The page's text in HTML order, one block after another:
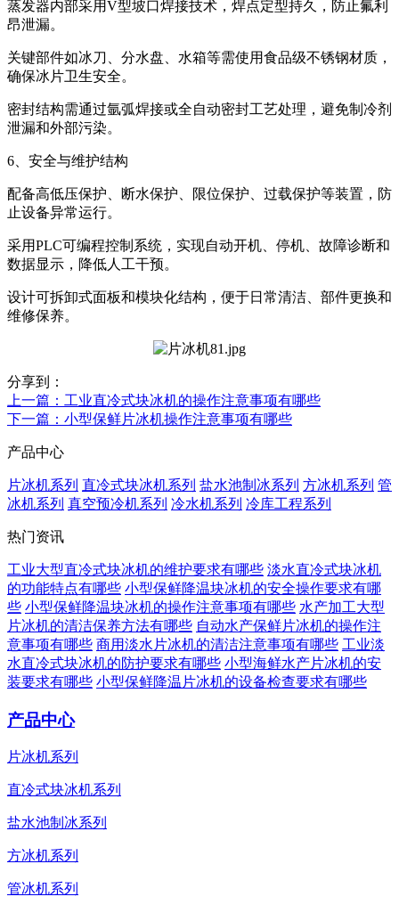
蒸发器内部采用V型坡口焊接技术，焊点定型持久，防止氟利
昂泄漏。
关键部件如冰刀、分水盘、水箱等需使用食品级不锈钢材质，
确保冰片卫生安全。
密封结构需通过氩弧焊接或全自动密封工艺处理，避免制冷剂
泄漏和外部污染。
6、安全与维护结构
配备高低压保护、断水保护、限位保护、过载保护等装置，防
止设备异常运行。
采用PLC可编程控制系统，实现自动开机、停机、故障诊断和
数据显示，降低人工干预。
设计可拆卸式面板和模块化结构，便于日常清洁、部件更换和
维修保养。
分享到：
上一篇 ：工业直冷式块冰机的操作注意事项有哪些
下一篇 ：小型保鲜片冰机操作注意事项有哪些
产品中心
片冰机系列 直冷式块冰机系列 盐水池制冰系列 方冰机系列 管
冰机系列 真空预冷机系列 冷水机系列 冷库工程系列
热门资讯
工业大型直冷式块冰机的维护要求有哪些 淡水直冷式块冰机
的功能特点有哪些 小型保鲜降温块冰机的安全操作要求有哪
些 小型保鲜降温块冰机的操作注意事项有哪些 水产加工大型
片冰机的清洁保养方法有哪些 自动水产保鲜片冰机的操作注
意事项有哪些 商用淡水片冰机的清洁注意事项有哪些 工业淡
水直冷式块冰机的防护要求有哪些 小型海鲜水产片冰机的安
装要求有哪些 小型保鲜降温片冰机的设备检查要求有哪些
产品中心
片冰机系列
直冷式块冰机系列
盐水池制冰系列
方冰机系列
管冰机系列